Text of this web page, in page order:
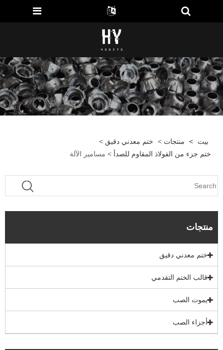
بيت > منتجات > ختم معدني دقيق >
ختم جزء من الفولاذ المقاوم للصدأ > مسامير الآلة
منتجات
ختم معدني دقيق
قالب الختم التقدمي
يموت الصب
أجزاء الصب